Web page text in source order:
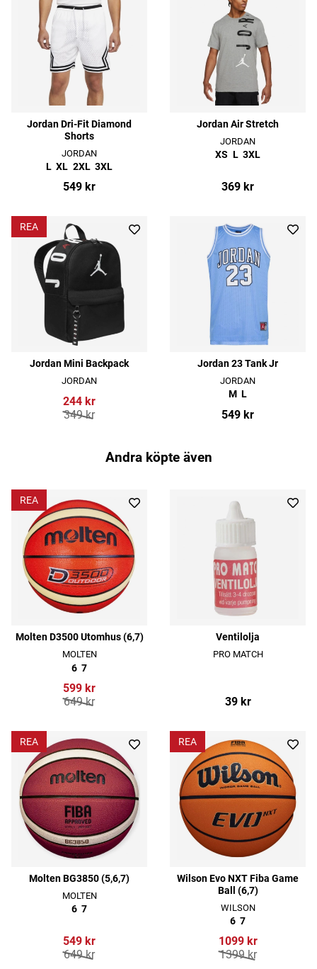
Jordan Dri-Fit Diamond
Shorts
JORDAN
L XL 2XL 3XL
549 kr
Jordan Air Stretch
JORDAN
XS L 3XL
369 kr
REA
Jordan Mini Backpack
JORDAN
244 kr
349 kr
Jordan 23 Tank Jr
JORDAN
M L
549 kr
Andra köpte även
REA
Molten D3500 Utomhus (6,7)
MOLTEN
6 7
599 kr
649 kr
Ventilolja
PRO MATCH
39 kr
REA
Molten BG3850 (5,6,7)
MOLTEN
6 7
549 kr
649 kr
REA
Wilson Evo NXT Fiba Game
Ball (6,7)
WILSON
6 7
1099 kr
1399 kr